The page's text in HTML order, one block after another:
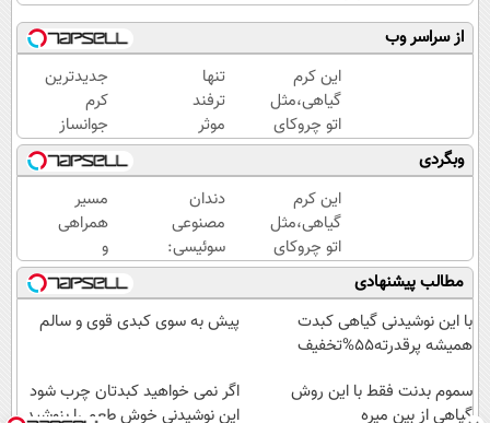
از سراسر وب
این کرم
گیاهی،مثل
اتو چروکای
پوستتوصاف
میکنه!50%تخفیف
تنها
ترفند
موثر
رفع
چروک
پوست،
همین
کرم
آلمانیه
(45%
تخفیف)
جدیدترین
کرم
جوانساز
حاوی
جلبک
اسپیرولینا!
( لینک
خرید با
تخفیف
ویژه)
وبگردی
این کرم
گیاهی،مثل
اتو چروکای
پوستتوصاف
میکنه!50%تخفیف
دندان
مصنوعی
سوئیسی:
جدیدترین
فناوری
اروپا،
پرداخت
قسطی
مسیر
همراهی
و
گزارش
عملکرد
گروه
۱۴۰۴
مطالب پیشنهادی
با این نوشیدنی گیاهی کبدت
همیشه پرقدرته55%تخفیف
پیش به سوی کبدی قوی و سالم
سموم بدنت فقط با این روش
گیاهی از بین میره
اگر نمی خواهید کبدتان چرب شود
این نوشیدنی خوش طعم را بنوشید